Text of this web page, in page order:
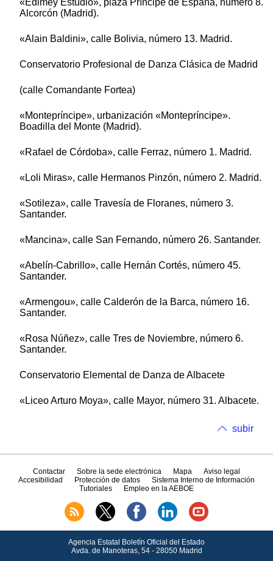
Alcorcón (Madrid).
«Alain Baldini», calle Bolivia, número 13. Madrid.
Conservatorio Profesional de Danza Clásica de Madrid
(calle Comandante Fortea)
«Montepríncipe», urbanización «Montepríncipe».
Boadilla del Monte (Madrid).
«Rafael de Córdoba», calle Ferraz, número 1. Madrid.
«Loli Miras», calle Hermanos Pinzón, número 2. Madrid.
«Sotileza», calle Travesía de Floranes, número 3.
Santander.
«Mancina», calle San Fernando, número 26. Santander.
«Abelín-Cabrillo», calle Hernán Cortés, número 45.
Santander.
«Armengou», calle Calderón de la Barca, número 16.
Santander.
«Rosa Núñez», calle Tres de Noviembre, número 6.
Santander.
Conservatorio Elemental de Danza de Albacete
«Liceo Arturo Moya», calle Mayor, número 31. Albacete.
subir
Contactar Sobre la sede electrónica Mapa
Aviso legal
Accesibilidad
Protección de datos
Sistema Interno de Información
Tutoriales
Empleo en la AEBOE
Agencia Estatal Boletín Oficial del Estado
Avda. de Manoteras, 54 - 28050 Madrid